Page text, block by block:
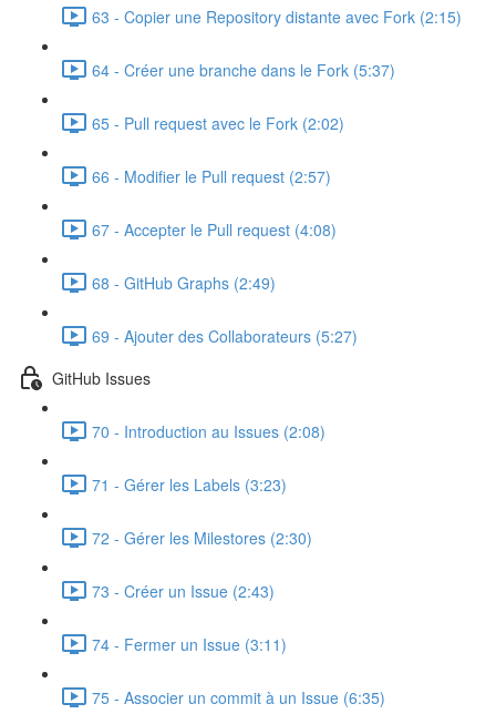
63 - Copier une Repository distante avec Fork (2:15)
64 - Créer une branche dans le Fork (5:37)
65 - Pull request avec le Fork (2:02)
66 - Modifier le Pull request (2:57)
67 - Accepter le Pull request (4:08)
68 - GitHub Graphs (2:49)
69 - Ajouter des Collaborateurs (5:27)
GitHub Issues
70 - Introduction au Issues (2:08)
71 - Gérer les Labels (3:23)
72 - Gérer les Milestores (2:30)
73 - Créer un Issue (2:43)
74 - Fermer un Issue (3:11)
75 - Associer un commit à un Issue (6:35)